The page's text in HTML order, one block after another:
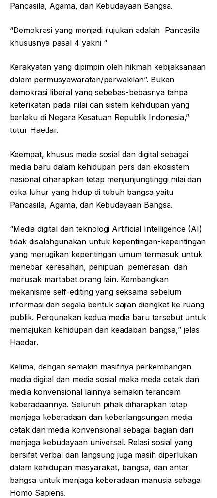
Pancasila, Agama, dan Kebudayaan Bangsa.
“Demokrasi yang menjadi rujukan adalah Pancasila
khususnya pasal 4 yakni “
Kerakyatan yang dipimpin oleh hikmah kebijaksanaan
dalam permusyawaratan/perwakilan”. Bukan
demokrasi liberal yang sebebas-bebasnya tanpa
keterikatan pada nilai dan sistem kehidupan yang
berlaku di Negara Kesatuan Republik Indonesia,”
tutur Haedar.
Keempat, khusus media sosial dan digital sebagai
media baru dalam kehidupan pers dan ekosistem
nasional diharapkan tetap menjunjungtinggi nilai dan
etika luhur yang hidup di tubuh bangsa yaitu
Pancasila, Agama, dan Kebudayaan Bangsa.
“Media digital dan teknologi Artificial Intelligence (AI)
tidak disalahgunakan untuk kepentingan-kepentingan
yang merugikan kepentingan umum termasuk untuk
menebar keresahan, penipuan, pemerasan, dan
merusak martabat orang lain. Kembangkan
mekanisme self-editing yang seksama sebelum
informasi dan segala bentuk sajian diangkat ke ruang
publik. Pergunakan kedua media baru tersebut untuk
memajukan kehidupan dan keadaban bangsa,” jelas
Haedar.
Kelima, dengan semakin masifnya perkembangan
media digital dan media sosial maka meda cetak dan
media konvensional lainnya semakin terancam
keberadaannya. Seluruh pihak diharapkan tetap
menjaga keberadaan dan keberlangsungan media
cetak dan media konvensional sebagai bagian dari
menjaga kebudayaan universal. Relasi sosial yang
bersifat verbal dan langsung juga masih diperlukan
dalam kehidupan masyarakat, bangsa, dan antar
bangsa untuk menjaga keberadaan manusia sebagai
Homo Sapiens.